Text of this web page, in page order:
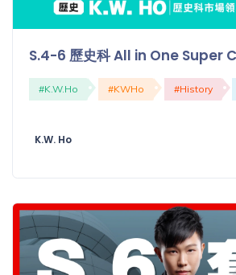
時符
合所
有標
S.4-6 歷史科 All in One Super
#K.W.Ho #KWHo #History
K.W. Ho